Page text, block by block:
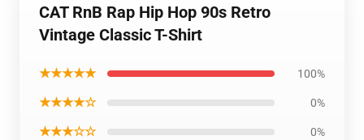
CAT RnB Rap Hip Hop 90s Retro
Vintage Classic T-Shirt
★★★★★ 100%
★★★★☆ 0%
★★★☆☆ 0%